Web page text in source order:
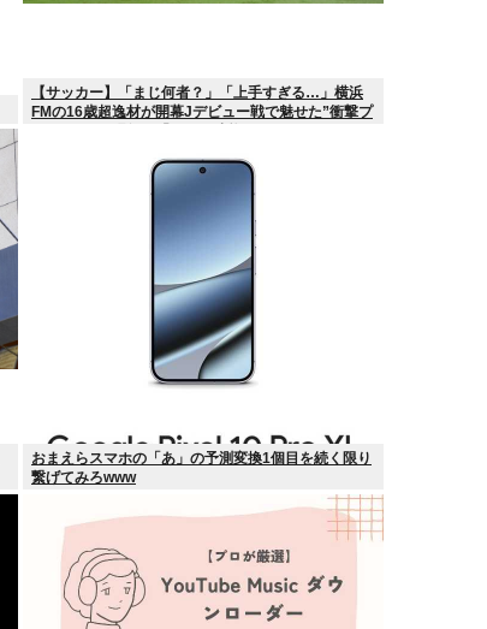
【サッカー】「まじ何者？」「上手すぎる…」横浜
FMの16歳超逸材が開幕Jデビュー戦で魅せた”衝撃プ
おまえらスマホの「あ」の予測変換1個目を続く限り
繋げてみろwww